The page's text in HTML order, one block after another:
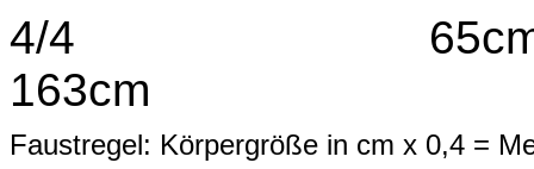
4/4 65cm
163cm
Faustregel: Körpergröße in cm x 0,4 =